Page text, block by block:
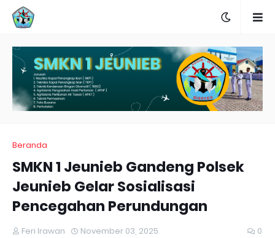
Beranda
SMKN 1 Jeunieb Gandeng Polsek
Jeunieb Gelar Sosialisasi
Pencegahan Perundungan
Feri Irawan November 03, 2025 0